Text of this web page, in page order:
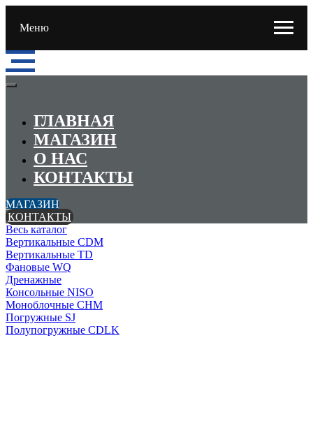
Меню
ГЛАВНАЯ
МАГАЗИН
О НАС
КОНТАКТЫ
МАГАЗИН
КОНТАКТЫ
Весь каталог
Вертикальные CDM
Вертикальные TD
Фановые WQ
Дренажные
Консольные NISO
Моноблочные CHМ
Погружные SJ
Полупогружные CDLK